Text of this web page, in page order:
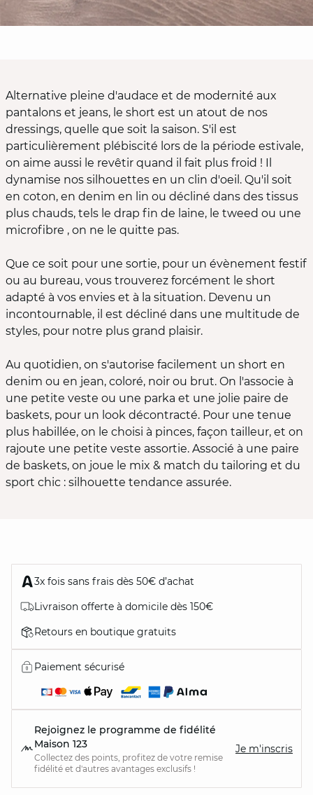
Alternative pleine d'audace et de modernité aux
pantalons et jeans, le short est un atout de nos
dressings, quelle que soit la saison. S'il est
particulièrement plébiscité lors de la période estivale,
on aime aussi le revêtir quand il fait plus froid ! Il
dynamise nos silhouettes en un clin d'oeil. Qu'il soit
en coton, en denim en lin ou décliné dans des tissus
plus chauds, tels le drap fin de laine, le tweed ou une
microfibre , on ne le quitte pas.
Que ce soit pour une sortie, pour un évènement festif
ou au bureau, vous trouverez forcément le short
adapté à vos envies et à la situation. Devenu un
incontournable, il est décliné dans une multitude de
styles, pour notre plus grand plaisir.
Au quotidien, on s'autorise facilement un short en
denim ou en jean, coloré, noir ou brut. On l'associe à
une petite veste ou une parka et une jolie paire de
baskets, pour un look décontracté. Pour une tenue
plus habillée, on le choisi à pinces, façon tailleur, et on
rajoute une petite veste assortie. Associé à une paire
de baskets, on joue le mix & match du tailoring et du
sport chic : silhouette tendance assurée.
3x fois sans frais dès 50€ d’achat
Livraison offerte à domicile dès 150€
Retours en boutique gratuits
Paiement sécurisé
Rejoignez le programme de fidélité
Maison 123
Collectez des points, profitez de votre remise
fidélité et d'autres avantages exclusifs !
Je m'inscris